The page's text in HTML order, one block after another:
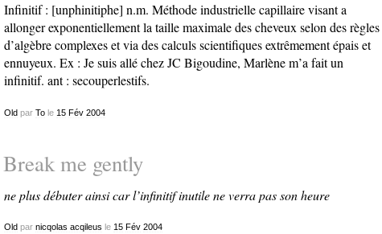
Infinitif : [unphinitiphe] n.m. Méthode industrielle capillaire visant a
allonger exponentiellement la taille maximale des cheveux selon des règles
d’algèbre complexes et via des calculs scientifiques extrêmement épais et
ennuyeux. Ex : Je suis allé chez JC Bigoudine, Marlène m’a fait un
infinitif. ant : secouperlestifs.
Oldpar Tole 15 Fév 2004
Break me gently
ne plus débuter ainsi car l’infinitif inutile ne verra pas son heure
Old par nicqolas acqileus le 15 Fév 2004